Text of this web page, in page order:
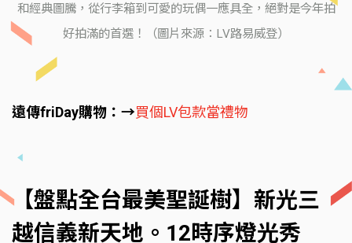
和經典圖騰，從行李箱到可愛的玩偶一應具全，絕對是今年拍
好拍滿的首選！（圖片來源：LV路易威登）
遠傳friDay購物：→買個LV包款當禮物
【盤點全台最美聖誕樹】新光三
越信義新天地。12時序燈光秀